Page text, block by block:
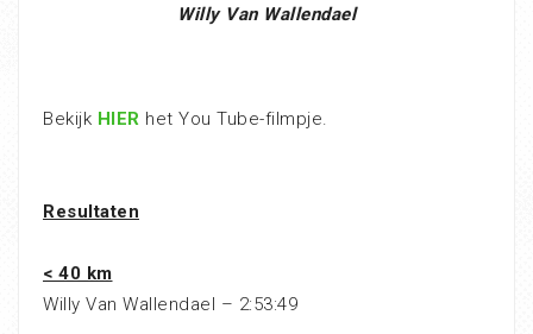
Willy Van Wallendael
Bekijk HIER het You Tube-filmpje.
Resultaten
< 40 km
Willy Van Wallendael – 2:53:49